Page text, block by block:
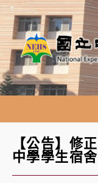
跳
轉
至
主
要
內
【公告】修
中學學生宿